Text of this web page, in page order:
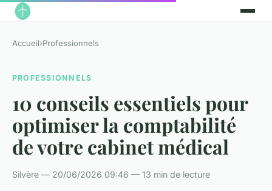
Accueil›Professionnels
PROFESSIONNELS
10 conseils essentiels pour
optimiser la comptabilité
de votre cabinet médical
Silvère — 20/06/2026 09:46 — 13 min de lecture